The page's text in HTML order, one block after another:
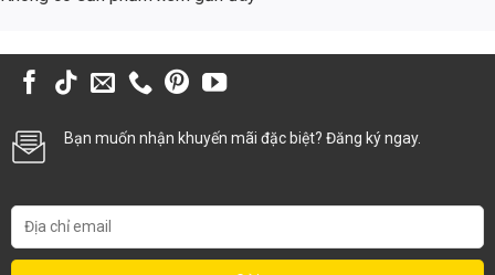
Tuổi thọ
10.000 giờ
50.000 giờ
Chi phí thay thế (sau 5
Chi phí điện năng (sau 5
năm, 12h/ngày, giá 2000
Tổng chi phí (sau 5 năm)
+ Chi phí bảo
trì
phí bảo trì (thấp
hơn)
Bạn muốn nhận khuyến mãi đặc biệt? Đăng ký ngay.